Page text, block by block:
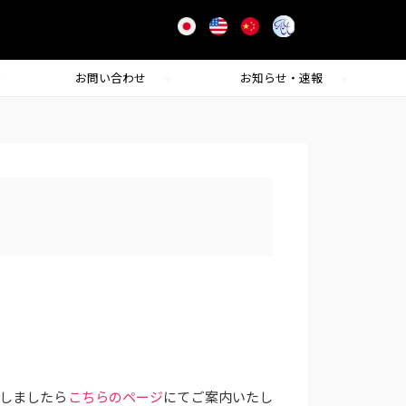
お問い合わせ お知らせ・速報
ましたら こちらのページにてご案内いたし